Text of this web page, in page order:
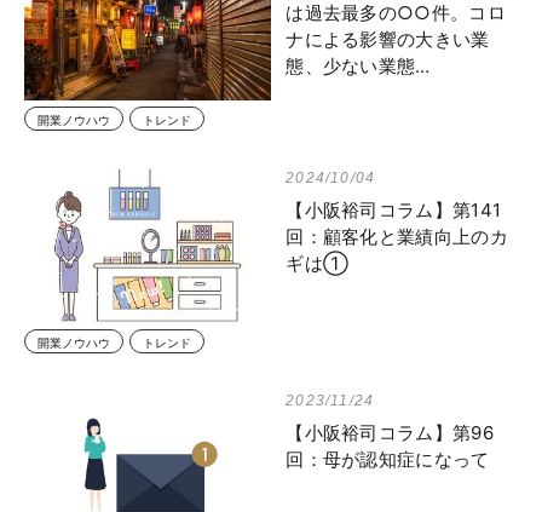
は過去最多の○○件。コロ
ナによる影響の大きい業
態、少ない業態…
開業ノウハウ トレンド
2024/10/04
【小阪裕司コラム】第141
回：顧客化と業績向上のカ
ギは①
開業ノウハウ トレンド
2023/11/24
【小阪裕司コラム】第96
回：母が認知症になって